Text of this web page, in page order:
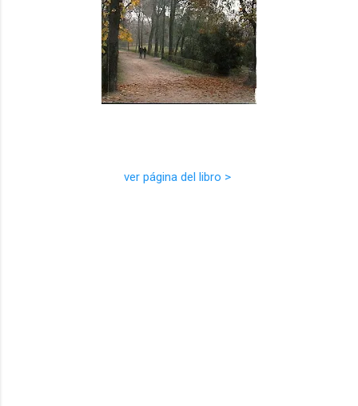
ver página del libro >